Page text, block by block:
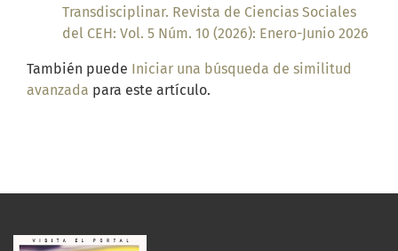
Transdisciplinar. Revista de Ciencias Sociales
del CEH: Vol. 5 Núm. 10 (2026): Enero-Junio 2026
También puede Iniciar una búsqueda de similitud
avanzada para este artículo.